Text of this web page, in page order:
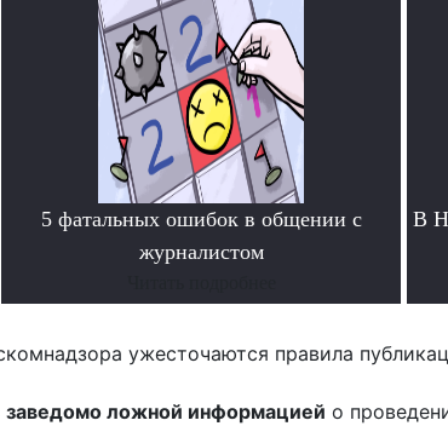
5 фатальных ошибок в общении с
журналистом
В
ужесточаются правила
заведомо ложной информацией о